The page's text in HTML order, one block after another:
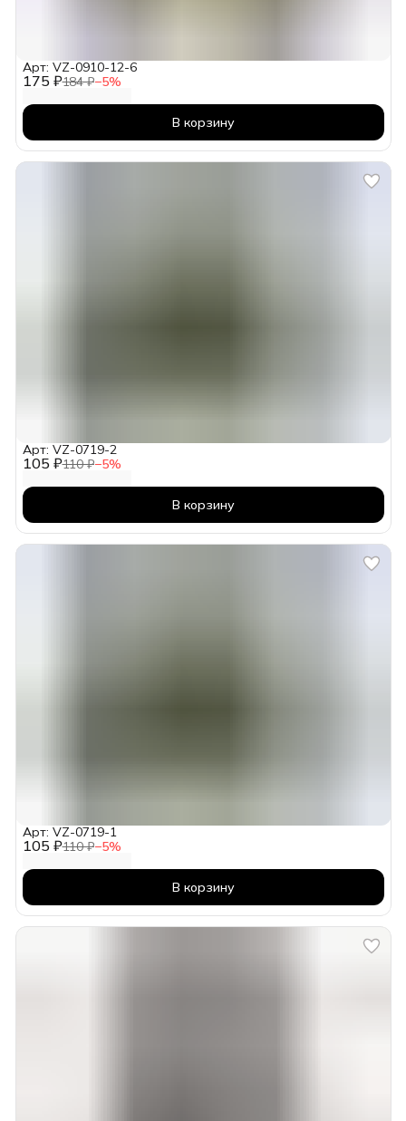
175 ₽184 ₽−5%
Арт: VZ-0910-12-6
В корзину
105 ₽110 ₽−5%
Арт: VZ-0719-2
В корзину
105 ₽110 ₽−5%
Арт: VZ-0719-1
В корзину